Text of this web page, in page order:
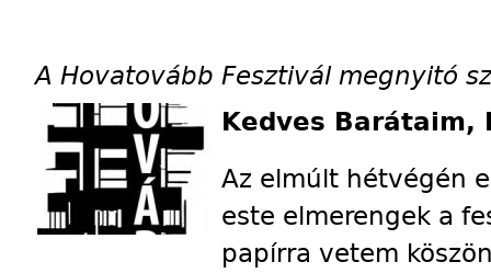
A Hovatovább Fesztivál megnyitó
Kedves Barátaim,
Az elmúlt hétvégén
este elmerengek a
papírra vetem